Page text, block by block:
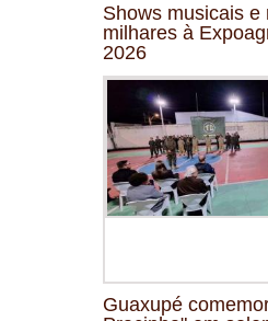
Shows musicais e
milhares à
2026
Guaxupé